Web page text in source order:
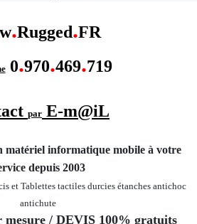
.Rugged.FR
0.970.469.719
par E-m@iL
matériel informatique mobile à votre
depuis 2003
et Tablettes tactiles durcies étanches antichoc
antichute
mesure / DEVIS 100% gratuits